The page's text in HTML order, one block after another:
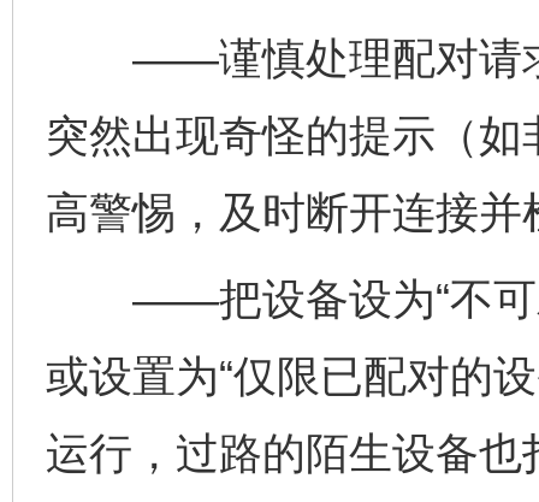
——谨慎处理配对请求
突然出现奇怪的提示（
高警惕，及时断开连接并
——把设备设为“不可发
或设置为“仅限已配对的
运行，过路的陌生设备